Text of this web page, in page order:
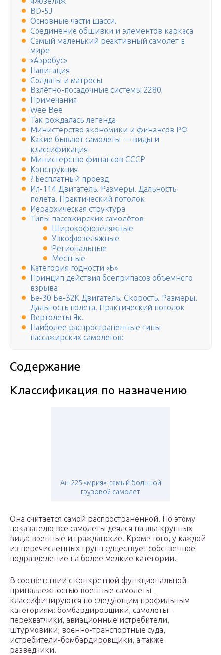
BD-5J
Основные части шасси.
Соединение обшивки и элементов каркаса
Самый маленький реактивный самолет в
мире
«Аэробус»
Навигация
Солдаты и матросы
Взлётно-посадочные системы 2280
Примечания
Wee Bee
Так рождалась легенда
Министерство экономики и финансов РФ
Какие бывают самолеты — виды и
классификация
Министерство финансов СССР
Конструкция
? Бесплатный проезд
Ил-114 Двигатель. Размеры. Дальность
полета. Практический потолок
Иерархическая структура
Типы пассажирских самолётов
Широкофюзеляжные
Узкофюзеляжные
Региональные
Местные
Категория годности «Б»
Принцип действия боеприпасов объемного
взрыва
Бе-30 Бе-32К Двигатель. Скорость. Размеры.
Дальность полета. Практический потолок
Вертолеты Як.
Наиболее распространенные типы
пассажирских самолетов:
Содержание
Классификация по назначению
Ан-225 «мрия»: самый большой
грузовой самолет
Она считается самой распространенной. По этому
показателю все самолеты деялся на два крупных
вида: военные и гражданские. Кроме того, у каждой
из перечисленных групп существует собственное
подразделение на более мелкие категории.
В соответствии с конкретной функциональной
принадлежностью военные самолеты
классифицируются по следующим профильным
категориям: бомбардировщики, самолеты-
перехватчики, авиационные истребители,
штурмовики, военно-транспортные суда,
истребители-бомбардировщики, а также
разведчики.